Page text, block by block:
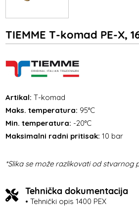
TIEMME T-komad PE-X,
Artikal: T-komad
Maks. temperatura: 95°C
Min. temperatura: -20°C
Maksimalni radni pritisak: 10 bar
*Slika se može razlikovati od stvarnog
Tehnička dokumentacija
• Tehnički opis 1400 PEX